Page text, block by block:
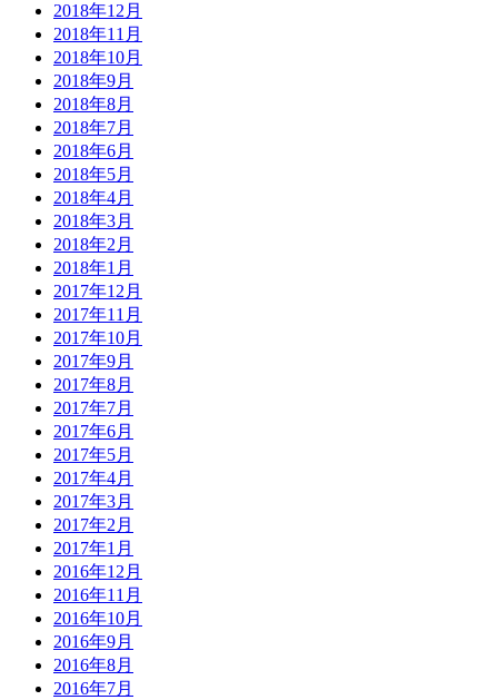
2018年12月
2018年11月
2018年10月
2018年9月
2018年8月
2018年7月
2018年6月
2018年5月
2018年4月
2018年3月
2018年2月
2018年1月
2017年12月
2017年11月
2017年10月
2017年9月
2017年8月
2017年7月
2017年6月
2017年5月
2017年4月
2017年3月
2017年2月
2017年1月
2016年12月
2016年11月
2016年10月
2016年9月
2016年8月
2016年7月